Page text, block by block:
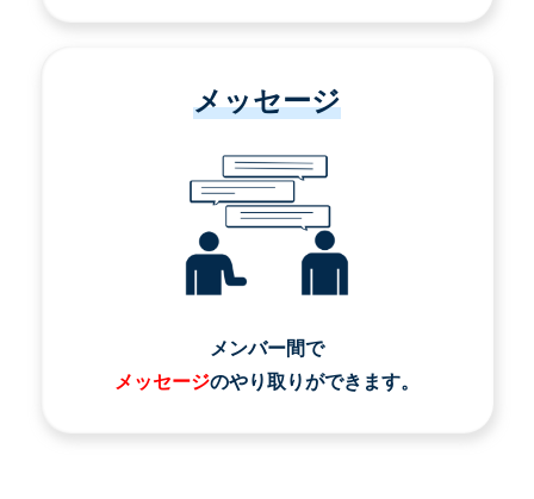
メッセージ
メンバー間で
メッセージのやり取りができます。